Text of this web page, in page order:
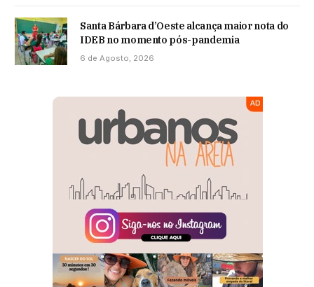
Santa Bárbara d’Oeste alcança maior nota do
IDEB no momento pós-pandemia
6 de Agosto, 2026